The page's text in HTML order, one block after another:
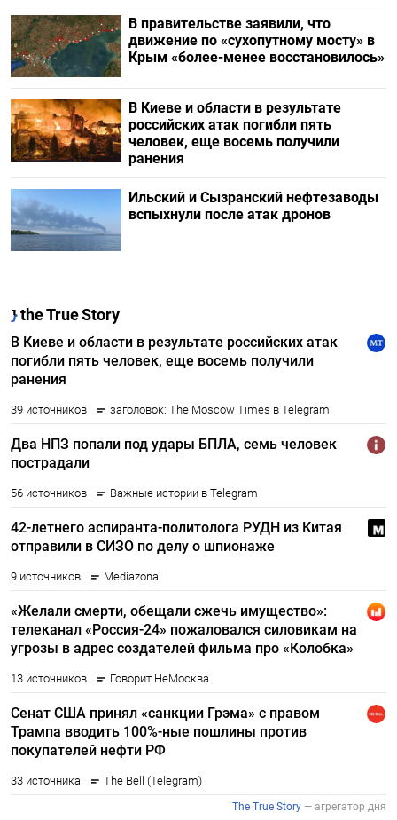
В правительстве заявили, что
движение по «сухопутному мосту» в
Крым «более-менее восстановилось»
В Киеве и области в результате
российских атак погибли пять
человек, еще восемь получили
ранения
Ильский и Сызранский нефтезаводы
вспыхнули после атак дронов